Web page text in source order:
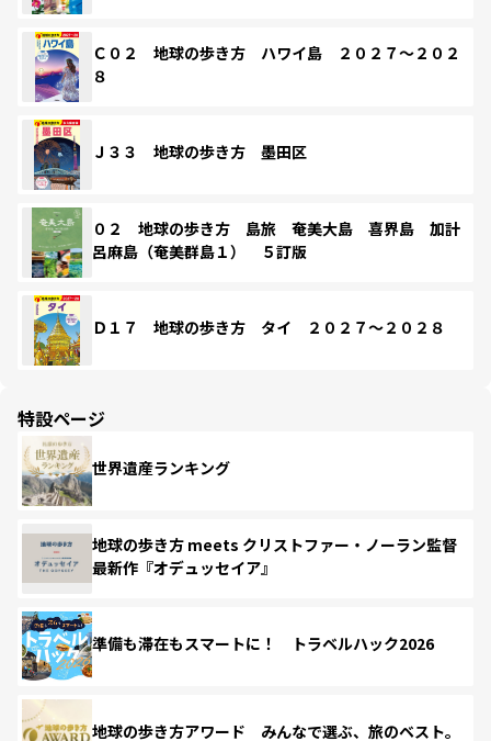
Ｃ０２ 地球の歩き方 ハワイ島 ２０２７～２０２
８
Ｊ３３ 地球の歩き方 墨田区
０２ 地球の歩き方 島旅 奄美大島 喜界島 加計
呂麻島（奄美群島１） ５訂版
Ｄ１７ 地球の歩き方 タイ ２０２７～２０２８
特設ページ
世界遺産ランキング
地球の歩き方 meets クリストファー・ノーラン監督
最新作『オデュッセイア』
準備も滞在もスマートに！ トラベルハック2026
地球の歩き方アワード みんなで選ぶ、旅のベスト。